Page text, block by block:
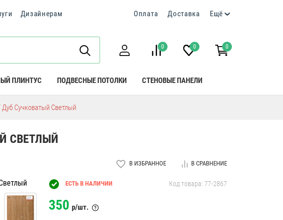
Дизайнерам Оплата Доставка Ещё
0 0 0
ПЛИНТУС ПОДВЕСНЫЕ ПОТОЛКИ СТЕНОВЫЕ ПАНЕЛИ
Сучковатый Светлый
СВЕТЛЫЙ
В ИЗБРАННОЕ В СРАВНЕНИЕ
ЕСТЬ В НАЛИЧИИ Код товара: 77-2867
350 р/шт.